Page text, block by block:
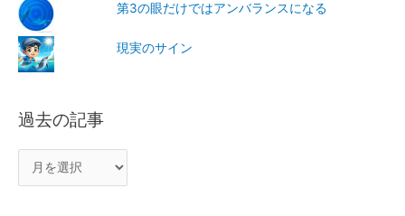
第3の眼だけではアンバランスになる
現実のサイン
過去の記事